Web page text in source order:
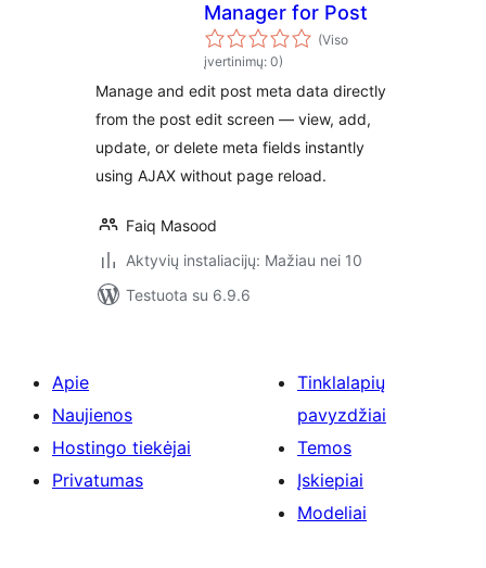
Manager for Post
(Viso
įvertinimų: 0)
Manage and edit post meta data directly
from the post edit screen — view, add,
update, or delete meta fields instantly
using AJAX without page reload.
Faiq Masood
Aktyvių instaliacijų: Mažiau nei 10
Testuota su 6.9.6
Apie
Naujienos
Hostingo tiekėjai
Privatumas
Tinklalapių
pavyzdžiai
Temos
Įskiepiai
Modeliai